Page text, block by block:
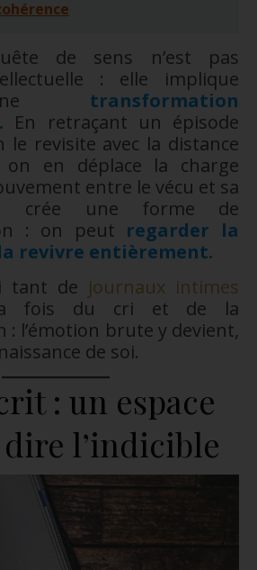
de sens n’est pas
: elle implique
transformation
En retraçant un épisode
le revisite avec la distance
en déplace la charge
entre le vécu et sa
crée une forme de
: on peut regarder la
revivre entièrement.
tant de journaux intimes
fois du cri et de la
: l’émotion brute y devient,
de soi.
: un espace
l’indicible